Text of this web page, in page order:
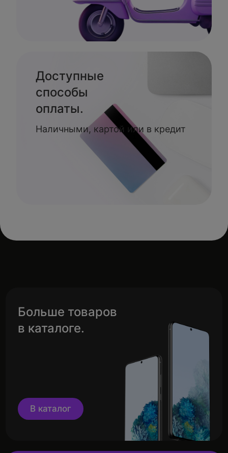
Доступные
способы
оплаты.
Наличными, картой или в кредит
Больше товаров
в каталоге.
В каталог